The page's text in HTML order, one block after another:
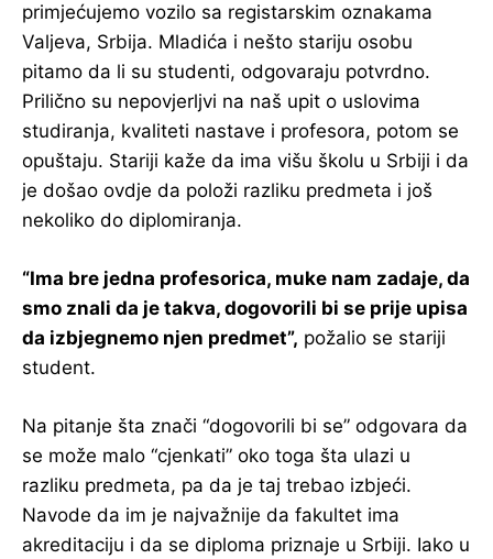
primjećujemo vozilo sa registarskim oznakama
Valjeva, Srbija. Mladića i nešto stariju osobu
pitamo da li su studenti, odgovaraju potvrdno.
Prilično su nepovjerljvi na naš upit o uslovima
studiranja, kvaliteti nastave i profesora, potom se
opuštaju. Stariji kaže da ima višu školu u Srbiji i da
je došao ovdje da položi razliku predmeta i još
nekoliko do diplomiranja.
“Ima bre jedna profesorica, muke nam zadaje, da
smo znali da je takva, dogovorili bi se prije upisa
da izbjegnemo njen predmet”, požalio se stariji
student.
Na pitanje šta znači “dogovorili bi se” odgovara da
se može malo “cjenkati” oko toga šta ulazi u
razliku predmeta, pa da je taj trebao izbjeći.
Navode da im je najvažnije da fakultet ima
akreditaciju i da se diploma priznaje u Srbiji. Iako u